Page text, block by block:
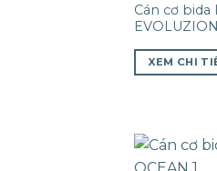
Cán cơ
XEM CHI